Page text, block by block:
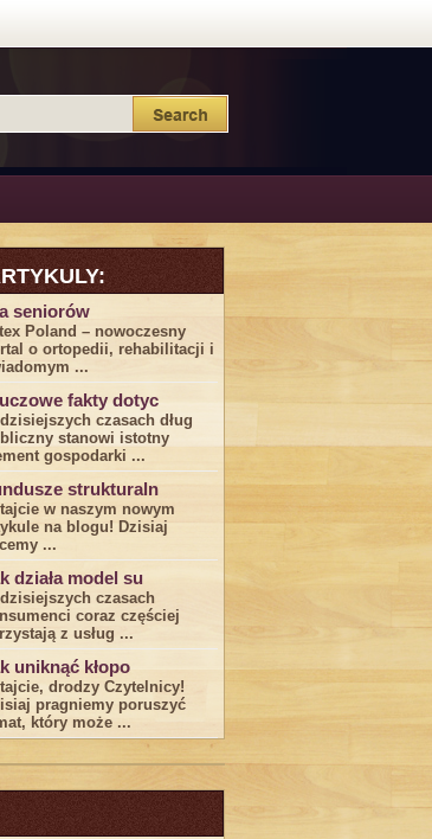
seniorów
Poland – nowoczesny
o ortopedii, rehabilitacji i
...
fakty dotyc
czasach dług
stanowi istotny
gospodarki ...
strukturaln
w naszym nowym
na blogu! Dzisiaj
...
działa model su
czasach
‌coraz częściej
z usług⁤ ...
uniknąć kłopo
drodzy Czytelnicy!
pragniemy poruszyć
który może ...